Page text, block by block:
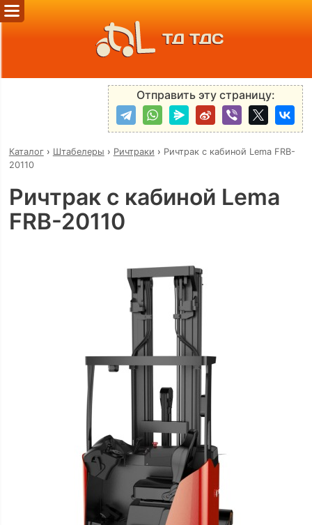
ТД ТДС
Отправить эту страницу:
Каталог› Штабелеры › Ричтраки › Ричтрак с кабиной Lema FRB-
20110
Ричтрак с кабиной Lema
FRB-20110